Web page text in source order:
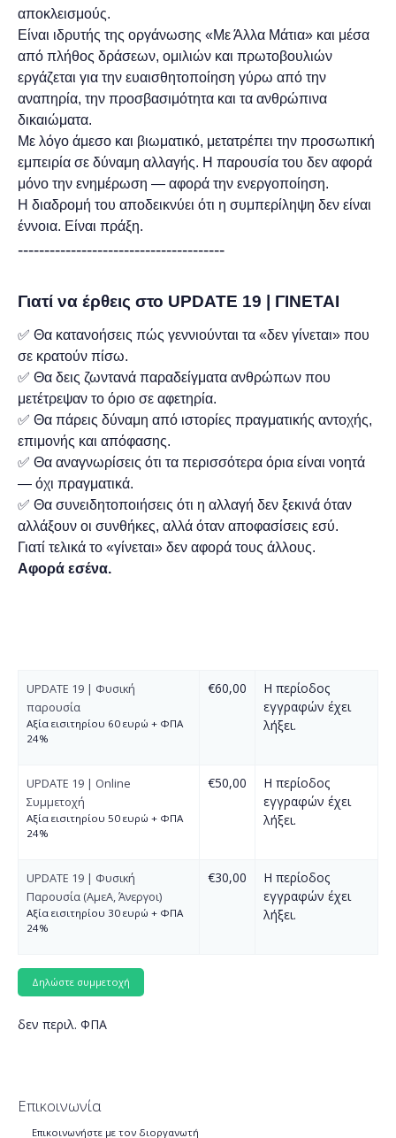
αποκλεισμούς.
Είναι ιδρυτής της οργάνωσης «Με Άλλα Μάτια» και μέσα
από πλήθος δράσεων, ομιλιών και πρωτοβουλιών
εργάζεται για την ευαισθητοποίηση γύρω από την
αναπηρία, την προσβασιμότητα και τα ανθρώπινα
δικαιώματα.
Με λόγο άμεσο και βιωματικό, μετατρέπει την προσωπική
εμπειρία σε δύναμη αλλαγής. Η παρουσία του δεν αφορά
μόνο την ενημέρωση — αφορά την ενεργοποίηση.
Η διαδρομή του αποδεικνύει ότι η συμπερίληψη δεν είναι
έννοια. Είναι πράξη.
---------------------------------------
Γιατί να έρθεις στο UPDATE 19 | ΓΙΝΕΤΑΙ
✅ Θα κατανοήσεις πώς γεννιούνται τα «δεν γίνεται» που
σε κρατούν πίσω.
✅ Θα δεις ζωντανά παραδείγματα ανθρώπων που
μετέτρεψαν το όριο σε αφετηρία.
✅ Θα πάρεις δύναμη από ιστορίες πραγματικής αντοχής,
επιμονής και απόφασης.
✅ Θα αναγνωρίσεις ότι τα περισσότερα όρια είναι νοητά
— όχι πραγματικά.
✅ Θα συνειδητοποιήσεις ότι η αλλαγή δεν ξεκινά όταν
αλλάξουν οι συνθήκες, αλλά όταν αποφασίσεις εσύ.
Γιατί τελικά το «γίνεται» δεν αφορά τους άλλους.
Αφορά εσένα.
UPDATE 19 | Φυσική
παρουσία
Αξία εισιτηρίου 60 ευρώ + ΦΠΑ
24%
€60,00
Η περίοδος
εγγραφών έχει
λήξει.
UPDATE 19 | Online
Συμμετοχή
Αξία εισιτηρίου 50 ευρώ + ΦΠΑ
24%
€50,00
Η περίοδος
εγγραφών έχει
λήξει.
UPDATE 19 | Φυσική
Παρουσία (ΑμεΑ, Άνεργοι)
Αξία εισιτηρίου 30 ευρώ + ΦΠΑ
24%
€30,00
Η περίοδος
εγγραφών έχει
λήξει.
δεν περιλ. ΦΠΑ
Επικοινωνία
Επικοινωνήστε με τον διοργανωτή